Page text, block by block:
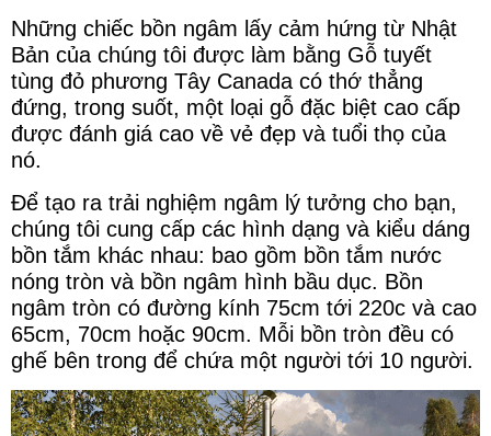
Những chiếc bồn ngâm lấy cảm hứng từ Nhật
Bản của chúng tôi được làm bằng Gỗ tuyết
tùng đỏ phương Tây Canada có thớ thẳng
đứng, trong suốt, một loại gỗ đặc biệt cao cấp
được đánh giá cao về vẻ đẹp và tuổi thọ của
nó.
Để tạo ra trải nghiệm ngâm lý tưởng cho bạn,
chúng tôi cung cấp các hình dạng và kiểu dáng
bồn tắm khác nhau: bao gồm bồn tắm nước
nóng tròn và bồn ngâm hình bầu dục. Bồn
ngâm tròn có đường kính 75cm tới 220c và cao
65cm, 70cm hoặc 90cm. Mỗi bồn tròn đều có
ghế bên trong để chứa một người tới 10 người.